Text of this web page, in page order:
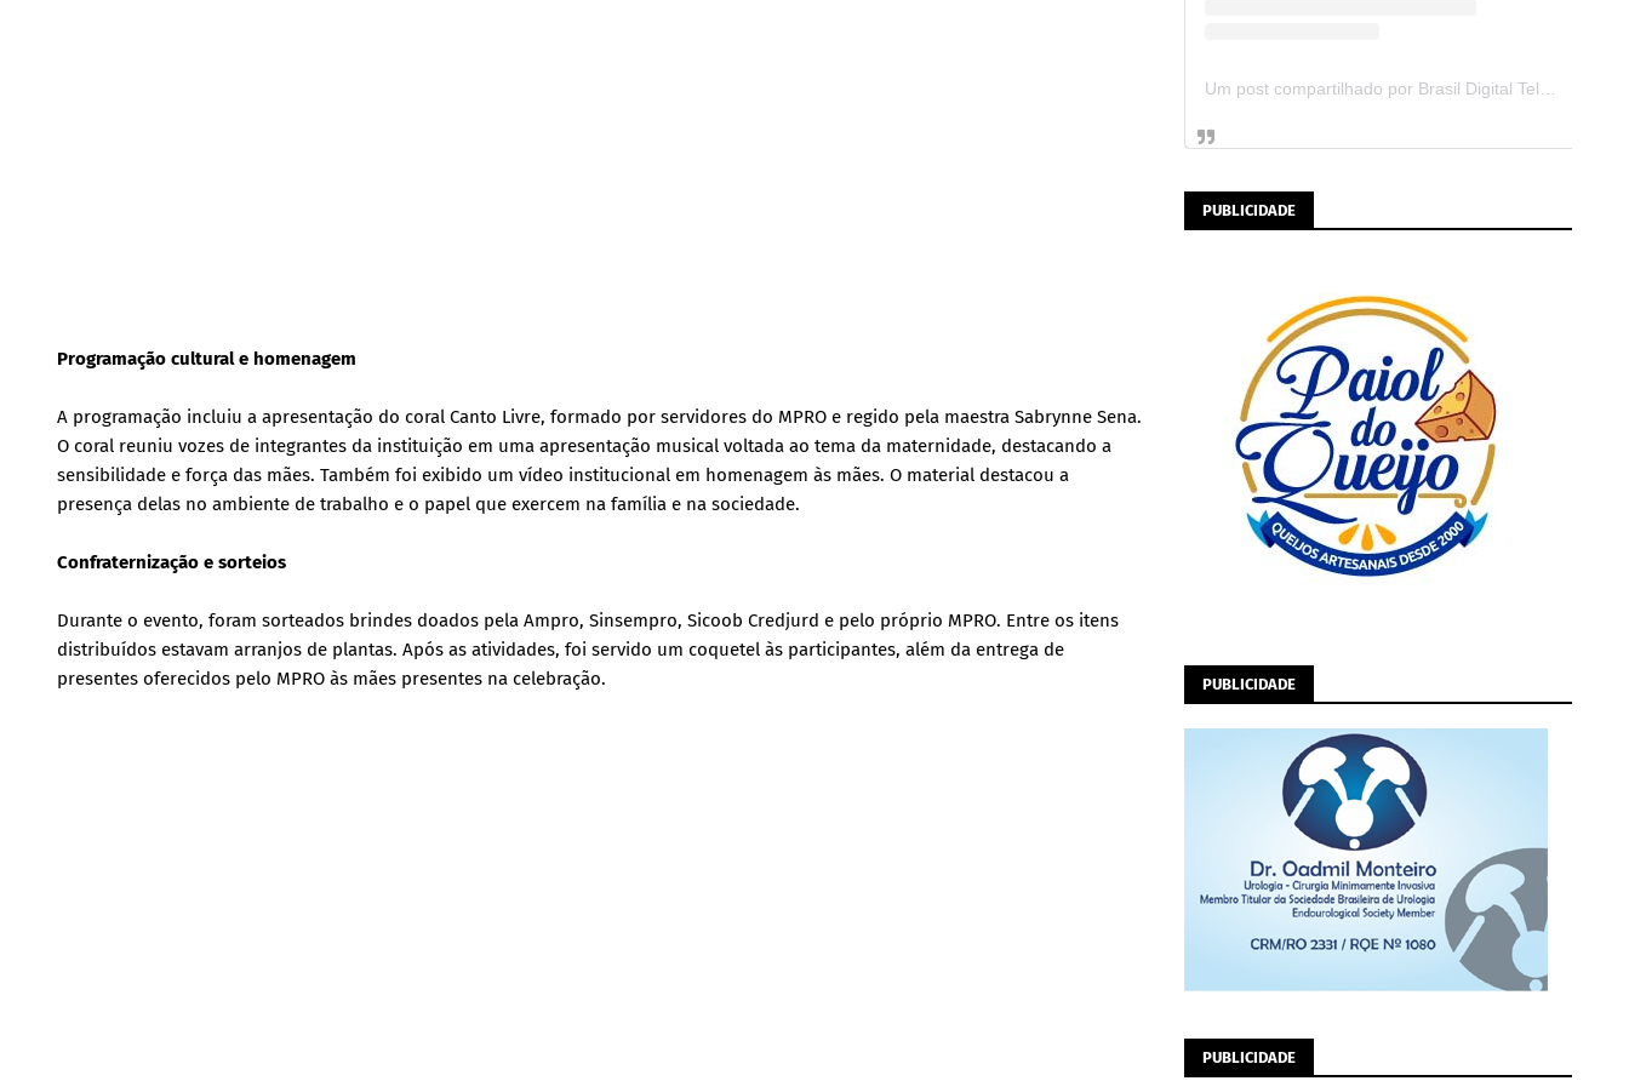
Programação cultural e homenagem
A programação incluiu a apresentação do coral Canto Livre, formado por servidores do MPRO e regido pela maestra Sabrynne Sena.
O coral reuniu vozes de integrantes da instituição em uma apresentação musical voltada ao tema da maternidade, destacando a
sensibilidade e força das mães. Também foi exibido um vídeo institucional em homenagem às mães. O material destacou a
presença delas no ambiente de trabalho e o papel que exercem na família e na sociedade.
Confraternização e sorteios
Durante o evento, foram sorteados brindes doados pela Ampro, Sinsempro, Sicoob Credjurd e pelo próprio MPRO. Entre os itens
distribuídos estavam arranjos de plantas. Após as atividades, foi servido um coquetel às participantes, além da entrega de
presentes oferecidos pelo MPRO às mães presentes na celebração.
PUBLICIDADE
PUBLICIDADE
PUBLICIDADE